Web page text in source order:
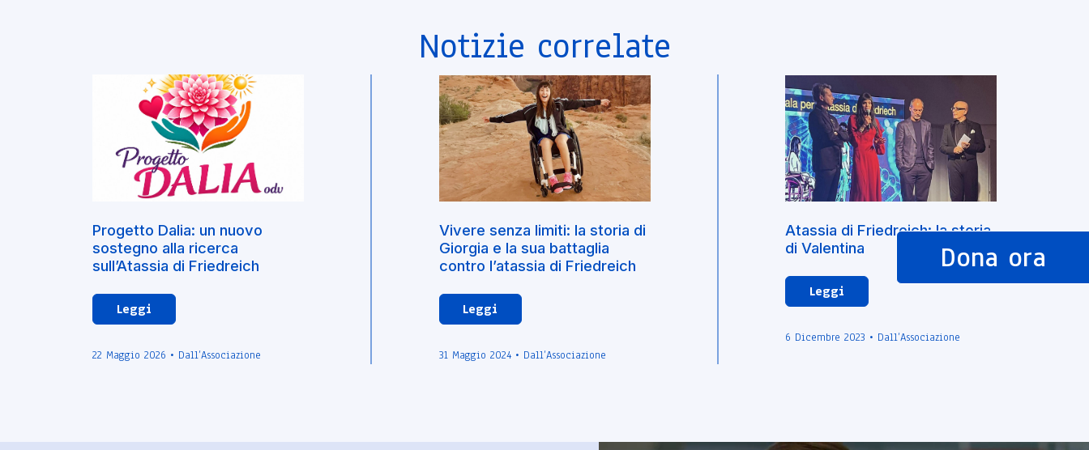
Notizie correlate
Progetto Dalia: un nuovo
sostegno alla ricerca
sull’Atassia di Friedreich
Leggi
22 Maggio 2026 • Dall’Associazione
Vivere senza limiti: la storia di
Giorgia e la sua battaglia
contro l’atassia di Friedreich
Leggi
31 Maggio 2024 • Dall’Associazione
Atassia di Friedreich: la storia
di Valentina
Leggi
6 Dicembre 2023 • Dall’Associazione
Dona ora